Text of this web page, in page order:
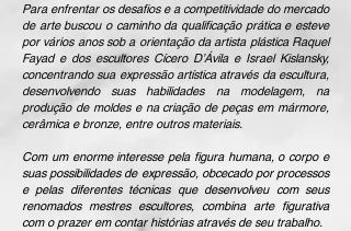
Para enfrentar os desafios e a competitividade do mercado
de arte buscou o caminho da qualificação prática e esteve
por vários anos sob a orientação da artista plástica Raquel
Fayad e dos escultores Cícero D’Ávila e Israel Kislansky,
concentrando sua expressão artística através da escultura,
desenvolvendo suas habilidades na modelagem, na
produção de moldes e na criação de peças em mármore,
cerâmica e bronze, entre outros materiais.
Com um enorme interesse pela figura humana, o corpo e
suas possibilidades de expressão, obcecado por processos
e pelas diferentes técnicas que desenvolveu com seus
renomados mestres escultores, combina arte figurativa
com o prazer em contar histórias através de seu trabalho.